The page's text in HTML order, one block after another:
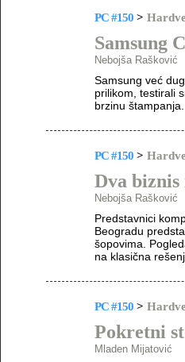
PC #150 >
Samsung
Nebojša Rašković
Samsung već
prilikom, testirali
brzinu štampanja.
PC #150 >
Dva
Nebojša Rašković
Predstavnici
Beogradu
šopovima.
na klasična
PC #150 >
Pokretni
Mladen Mijatović